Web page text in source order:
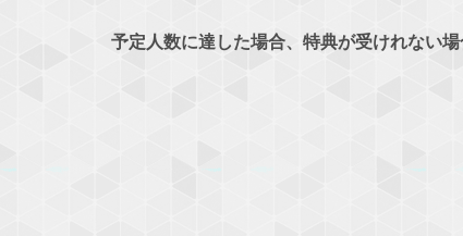
予定人数に達した場合、特典が受けれない場